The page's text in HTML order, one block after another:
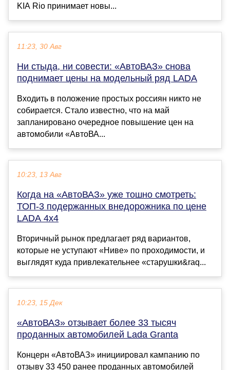
KIA Rio принимает новы...
11:23, 30 Авг
Ни стыда, ни совести: «АвтоВАЗ» снова
поднимает цены на модельный ряд LADA
Входить в положение простых россиян никто не
собирается. Стало известно, что на май
запланировано очередное повышение цен на
автомобили «АвтоВА...
10:23, 13 Авг
Когда на «АвтоВАЗ» уже тошно смотреть:
ТОП-3 подержанных внедорожника по цене
LADA 4x4
Вторичный рынок предлагает ряд вариантов,
которые не уступают «Ниве» по проходимости, и
выглядят куда привлекательнее «старушки&raq...
10:23, 15 Дек
«АвтоВАЗ» отзывает более 33 тысяч
проданных автомобилей Lada Granta
Концерн «АвтоВАЗ» инициировал кампанию по
отзыву 33 450 ранее проданных автомобилей